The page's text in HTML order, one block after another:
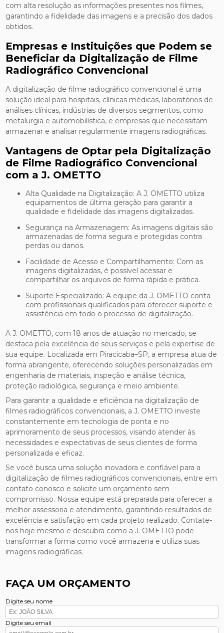
com alta resolução as informações presentes nos filmes,
garantindo a fidelidade das imagens e a precisão dos dados
obtidos.
Empresas e Instituições que Podem se
Beneficiar da Digitalização de Filme
Radiográfico Convencional
A digitalização de filme radiográfico convencional é uma
solução ideal para hospitais, clínicas médicas, laboratórios de
análises clínicas, indústrias de diversos segmentos, como
metalurgia e automobilística, e empresas que necessitam
armazenar e analisar regularmente imagens radiográficas.
Vantagens de Optar pela Digitalização
de Filme Radiográfico Convencional
com a J. OMETTO
Alta Qualidade na Digitalização: A J. OMETTO utiliza
equipamentos de última geração para garantir a
qualidade e fidelidade das imagens digitalizadas.
Segurança na Armazenagem: As imagens digitais são
armazenadas de forma segura e protegidas contra
perdas ou danos.
Facilidade de Acesso e Compartilhamento: Com as
imagens digitalizadas, é possível acessar e
compartilhar os arquivos de forma rápida e prática.
Suporte Especializado: A equipe da J. OMETTO conta
com profissionais qualificados para oferecer suporte e
assistência em todo o processo de digitalização.
A J. OMETTO, com 18 anos de atuação no mercado, se
destaca pela excelência de seus serviços e pela expertise de
sua equipe. Localizada em Piracicaba–SP, a empresa atua de
forma abrangente, oferecendo soluções personalizadas em
engenharia de materiais, inspeção e análise técnica,
proteção radiológica, segurança e meio ambiente.
Para garantir a qualidade e eficiência na digitalização de
filmes radiográficos convencionais, a J. OMETTO investe
constantemente em tecnologia de ponta e no
aprimoramento de seus processos, visando atender às
necessidades e expectativas de seus clientes de forma
personalizada e eficaz.
Se você busca uma solução inovadora e confiável para a
digitalização de filmes radiográficos convencionais, entre em
contato conosco e solicite um orçamento sem
compromisso. Nossa equipe está preparada para oferecer a
melhor assessoria e atendimento, garantindo resultados de
excelência e satisfação em cada projeto realizado. Contate-
nos hoje mesmo e descubra como a J. OMETTO pode
transformar a forma como você armazena e utiliza suas
imagens radiográficas.
FAÇA UM ORÇAMENTO
Digite seu nome
Digite seu email